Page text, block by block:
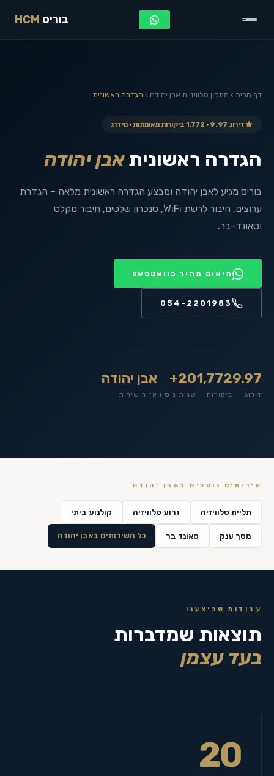
בוריס HCM
דף הבית › מתקין טלוויזיות אבן יהודה › הגדרה ראשונית
דירוג 9.97 · 1,772 ביקורות מאומתות · מידרג
הגדרה ראשונית אבן יהודה
בוריס מגיע לאבן יהודה ומבצע הגדרה ראשונית מלאה – הגדרת
ערוצים, חיבור לרשת WiFi, סנכרון שלטים, חיבור מקלט
וסאונד-בר.
תיאום מהיר בוואטסאפ
054-2201983
9.97
דירוג
1,772
ביקורות
20+
שנות ניסיון
אבן יהודה
אזור שירות
שירותים נוספים ב אבן יהודה
תליית טלוויזיה זרוע טלוויזיה קולנוע ביתי
מסך ענק סאונד בר כל השירותים באבן יהודה
עבודות שביצענו
תוצאות שמדברות
בעד עצמן
20